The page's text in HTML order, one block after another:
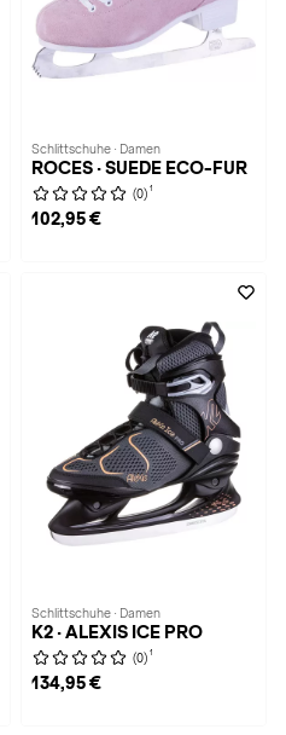
Schlittschuhe · Damen
ROCES · SUEDE ECO-FUR
(0) 1
102,95 €
Schlittschuhe · Damen
K2 · ALEXIS ICE PRO
(0) 1
134,95 €